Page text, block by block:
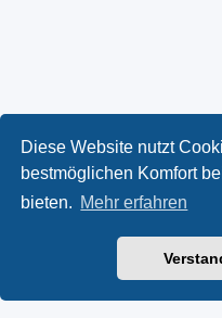
Diese Website nutzt
bestmöglichen Komfort
bieten. Mehr erfahren